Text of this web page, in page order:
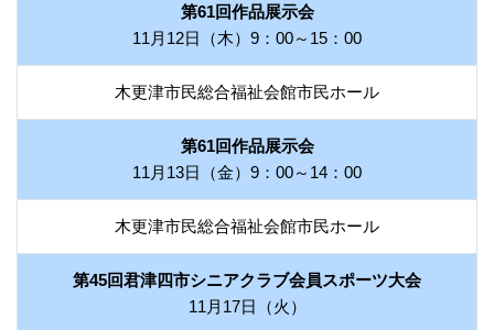
第61回作品展示会
11月12日（木）9：00～15：00
木更津市民総合福祉会館市民ホール
第61回作品展示会
11月13日（金）9：00～14：00
木更津市民総合福祉会館市民ホール
第45回君津四市シニアクラブ会員スポーツ大会
11月17日（火）